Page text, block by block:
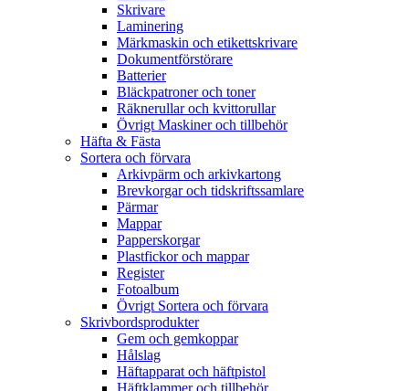
Skrivare
Laminering
Märkmaskin och etikettskrivare
Dokumentförstörare
Batterier
Bläckpatroner och toner
Räknerullar och kvittorullar
Övrigt Maskiner och tillbehör
Häfta & Fästa
Sortera och förvara
Arkivpärm och arkivkartong
Brevkorgar och tidskriftssamlare
Pärmar
Mappar
Papperskorgar
Plastfickor och mappar
Register
Fotoalbum
Övrigt Sortera och förvara
Skrivbordsprodukter
Gem och gemkoppar
Hålslag
Häftapparat och häftpistol
Häftklammer och tillbehör